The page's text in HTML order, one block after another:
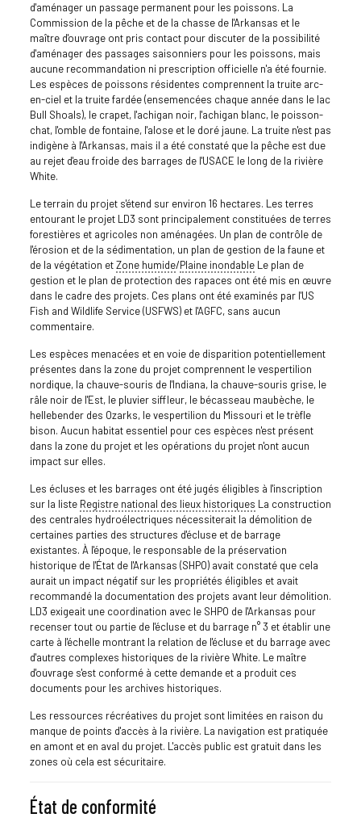
d'aménager un passage permanent pour les poissons. La
Commission de la pêche et de la chasse de l'Arkansas et le
maître d'ouvrage ont pris contact pour discuter de la possibilité
d'aménager des passages saisonniers pour les poissons, mais
aucune recommandation ni prescription officielle n'a été fournie.
Les espèces de poissons résidentes comprennent la truite arc-
en-ciel et la truite fardée (ensemencées chaque année dans le lac
Bull Shoals), le crapet, l'achigan noir, l'achigan blanc, le poisson-
chat, l'omble de fontaine, l'alose et le doré jaune. La truite n'est pas
indigène à l'Arkansas, mais il a été constaté que la pêche est due
au rejet d'eau froide des barrages de l'USACE le long de la rivière
White.
Le terrain du projet s'étend sur environ 16 hectares. Les terres
entourant le projet LD3 sont principalement constituées de terres
forestières et agricoles non aménagées. Un plan de contrôle de
l'érosion et de la sédimentation, un plan de gestion de la faune et
de la végétation etZone humide/Plaine inondableLe plan de
gestion et le plan de protection des rapaces ont été mis en œuvre
dans le cadre des projets. Ces plans ont été examinés par l'US
Fish and Wildlife Service (USFWS) et l'AGFC, sans aucun
commentaire.
Les espèces menacées et en voie de disparition potentiellement
présentes dans la zone du projet comprennent le vespertilion
nordique, la chauve-souris de l'Indiana, la chauve-souris grise, le
râle noir de l'Est, le pluvier siffleur, le bécasseau maubèche, le
hellebender des Ozarks, le vespertilion du Missouri et le trèfle
bison. Aucun habitat essentiel pour ces espèces n'est présent
dans la zone du projet et les opérations du projet n'ont aucun
impact sur elles.
Les écluses et les barrages ont été jugés éligibles à l'inscription
sur la liste Registre national des lieux historiques La construction
des centrales hydroélectriques nécessiterait la démolition de
certaines parties des structures d'écluse et de barrage
existantes. À l'époque, le responsable de la préservation
historique de l'État de l'Arkansas (SHPO) avait constaté que cela
aurait un impact négatif sur les propriétés éligibles et avait
recommandé la documentation des projets avant leur démolition.
LD3 exigeait une coordination avec le SHPO de l'Arkansas pour
recenser tout ou partie de l'écluse et du barrage n° 3 et établir une
carte à l'échelle montrant la relation de l'écluse et du barrage avec
d'autres complexes historiques de la rivière White. Le maître
d'ouvrage s'est conformé à cette demande et a produit ces
documents pour les archives historiques.
Les ressources récréatives du projet sont limitées en raison du
manque de points d'accès à la rivière. La navigation est pratiquée
en amont et en aval du projet. L'accès public est gratuit dans les
zones où cela est sécuritaire.
État de conformité